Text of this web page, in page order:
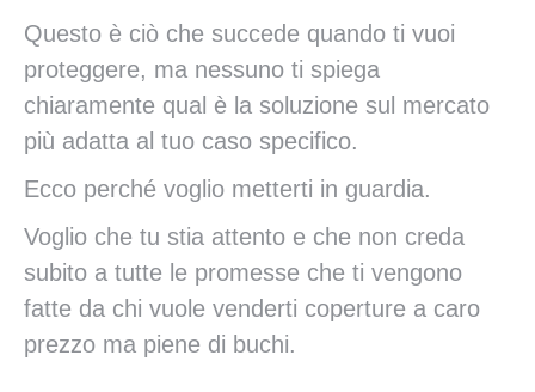
Questo è ciò che succede quando ti vuoi
proteggere, ma nessuno ti spiega
chiaramente qual è la soluzione sul mercato
più adatta al tuo caso specifico.
Ecco perché voglio metterti in guardia.
Voglio che tu stia attento e che non creda
subito a tutte le promesse che ti vengono
fatte da chi vuole venderti coperture a caro
prezzo ma piene di buchi.